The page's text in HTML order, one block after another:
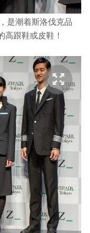
是潮着斯洛伐克品
高跟鞋或皮鞋！